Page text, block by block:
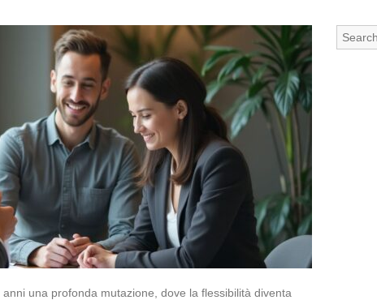
una profonda mutazione, dove la flessibilità diventa